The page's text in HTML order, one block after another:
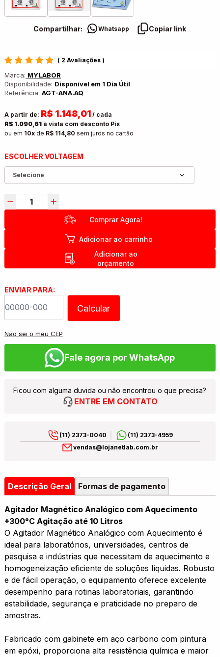
Compartilhar: Whatsapp Copiar link
( 2 Avaliações )
Marca: MYLABOR
Disponibilidade: Disponível em 1 Dia Útil
Referência: AGT-ANA.AQ
A partir de: R$ 1.148,01 / cada
R$ 1.090,61à vista com desconto Pix
ou em 10xde R$ 114,80 sem juros no cartão
ESCOLHER VOLTAGEM
Selecione
VOLTAGEM: 220V
Comprar Agora!
Adicionar ao carrinho
Adicionar ao
orçamento
ENVIAR PARA:
Calcular
Não sei o meu CEP
Fale agora por WhatsApp
Ficou com alguma duvida ou não encontrou o que precisa?
ENTRE EM CONTATO
(11) 2373-0040
(11) 2373-4959
vendas@lojanetlab.com.br
Descrição Geral Formas de pagamento
Agitador Magnético Analógico com Aquecimento
+300°C Agitação até 10 Litros
O Agitador Magnético Analógico com Aquecimento é
ideal para laboratórios, universidades, centros de
pesquisa e indústrias que necessitam de aquecimento e
homogeneização eficiente de soluções líquidas. Robusto
e de fácil operação, o equipamento oferece excelente
desempenho para rotinas laboratoriais, garantindo
estabilidade, segurança e praticidade no preparo de
amostras.
Fabricado com gabinete em aço carbono com pintura
em epóxi, proporciona alta resistência química e maior